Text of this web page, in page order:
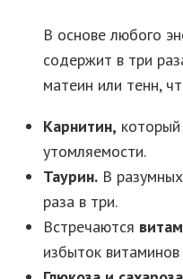
В основе любого
содержит в три
матеин или тенн,
Карнитин,
утомляемости.
Таурин. В
раза в три.
Встречаются
избыток